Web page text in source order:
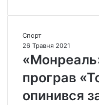
і
і
р
і
в
н
а
в
я
з
0
:
«
М
о
н
р
а
Спорт
26 Травня 2021
програв
опинився